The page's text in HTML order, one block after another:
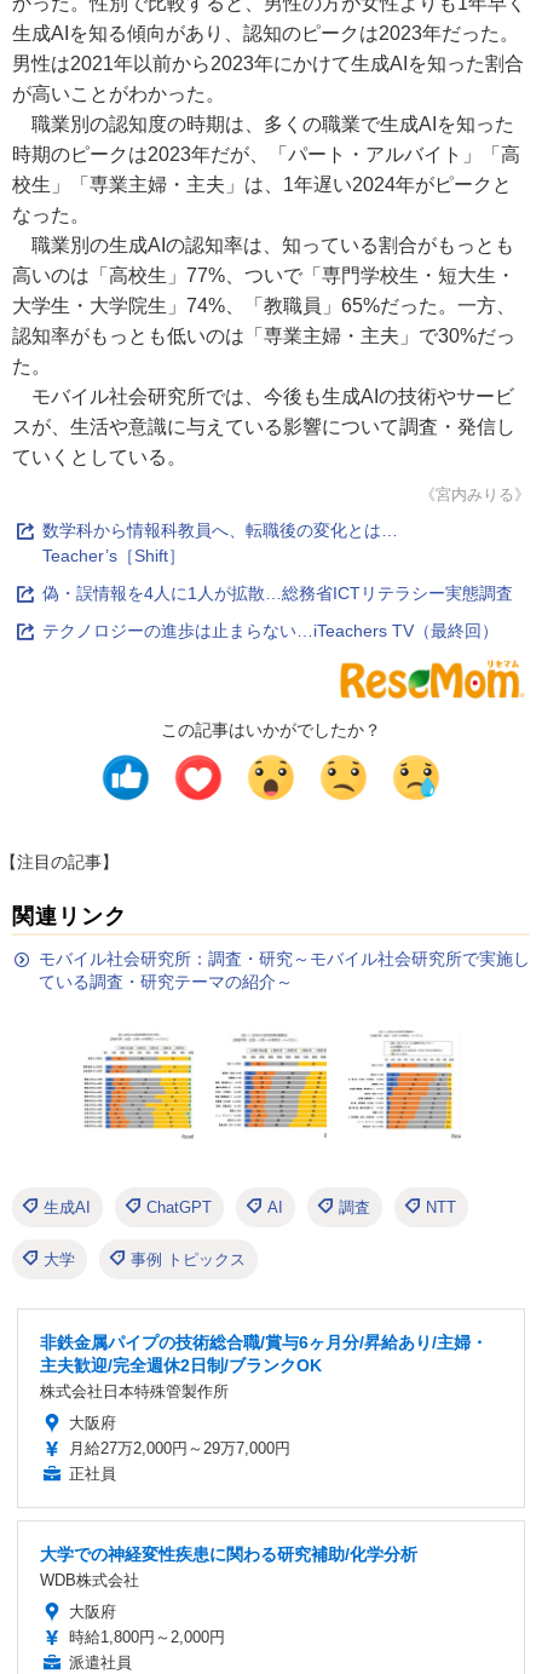
生成AIを知る傾向があり、認知のピークは2023年だった。
男性は2021年以前から2023年にかけて生成AIを知った割合
が高いことがわかった。
職業別の認知度の時期は、多くの職業で生成AIを知った
時期のピークは2023年だが、「パート・アルバイト」「高
校生」「専業主婦・主夫」は、1年遅い2024年がピークと
なった。
職業別の生成AIの認知率は、知っている割合がもっとも
高いのは「高校生」77%、ついで「専門学校生・短大生・
大学生・大学院生」74%、「教職員」65%だった。一方、
認知率がもっとも低いのは「専業主婦・主夫」で30%だっ
た。
モバイル社会研究所では、今後も生成AIの技術やサービ
スが、生活や意識に与えている影響について調査・発信し
ていくとしている。
《宮内みりる》
数学科から情報科教員へ、転職後の変化とは…
Teacher’s［Shift］
偽・誤情報を4人に1人が拡散…総務省ICTリテラシー実態調査
テクノロジーの進歩は止まらない…iTeachers TV（最終回）
この記事はいかがでしたか？
【注目の記事】
関連リンク
モバイル社会研究所：調査・研究～モバイル社会研究所で実施し
ている調査・研究テーマの紹介～
生成AI ChatGPT AI 調査 NTT
大学 事例 トピックス
非鉄金属パイプの技術総合職/賞与6ヶ月分/昇給あり/主婦・
主夫歓迎/完全週休2日制/ブランクOK
株式会社日本特殊管製作所
大阪府
月給27万2,000円～29万7,000円
正社員
大学での神経変性疾患に関わる研究補助/化学分析
WDB株式会社
大阪府
時給1,800円～2,000円
派遣社員